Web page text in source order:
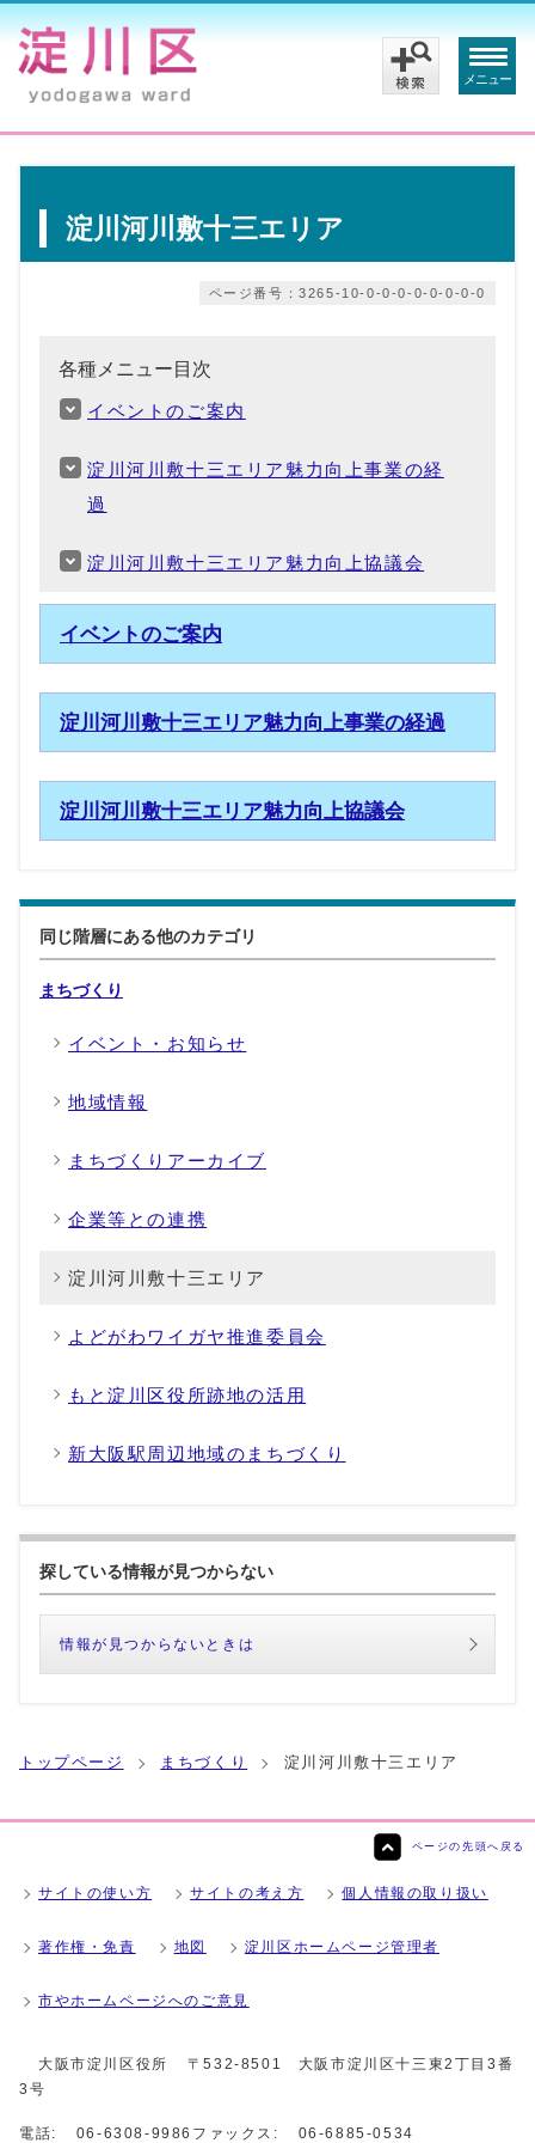
メニュー
淀川河川敷十三エリア
ページ番号：3265-10-0-0-0-0-0-0-0-0
各種メニュー目次
イベントのご案内
淀川河川敷十三エリア魅力向上事業の経
過
淀川河川敷十三エリア魅力向上協議会
イベントのご案内
淀川河川敷十三エリア魅力向上事業の経過
淀川河川敷十三エリア魅力向上協議会
同じ階層にある他のカテゴリ
まちづくり
イベント・お知らせ
地域情報
まちづくりアーカイブ
企業等との連携
淀川河川敷十三エリア
よどがわワイガヤ推進委員会
もと淀川区役所跡地の活用
新大阪駅周辺地域のまちづくり
探している情報が見つからない
情報が見つからないときは
トップページ まちづくり 淀川河川敷十三エリア
ページの先頭へ戻る
サイトの使い方 サイトの考え方 個人情報の取り扱い
著作権・免責 地図 淀川区ホームページ管理者
市やホームページへのご意見
大阪市淀川区役所
〒532-8501 大阪市淀川区十三東2丁目3番
3号
電話: 06-6308-9986 ファックス: 06-6885-0534